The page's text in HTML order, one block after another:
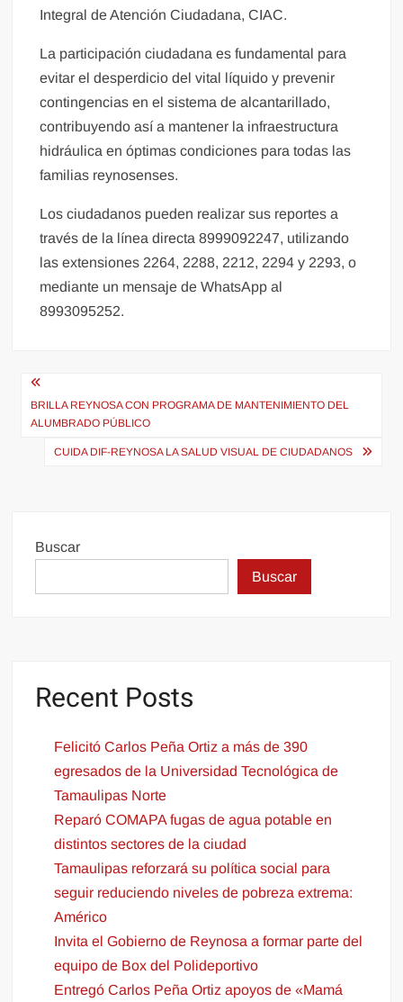
Integral de Atención Ciudadana, CIAC.
La participación ciudadana es fundamental para
evitar el desperdicio del vital líquido y prevenir
contingencias en el sistema de alcantarillado,
contribuyendo así a mantener la infraestructura
hidráulica en óptimas condiciones para todas las
familias reynosenses.
Los ciudadanos pueden realizar sus reportes a
través de la línea directa 8999092247, utilizando
las extensiones 2264, 2288, 2212, 2294 y 2293, o
mediante un mensaje de WhatsApp al
8993095252.
Navegación
de
entradas
BRILLA REYNOSA CON PROGRAMA DE MANTENIMIENTO DEL
ALUMBRADO PÚBLICO
CUIDA DIF-REYNOSA LA SALUD VISUAL DE CIUDADANOS
Buscar
Buscar
Recent Posts
Felicitó Carlos Peña Ortiz a más de 390
egresados de la Universidad Tecnológica de
Tamaulipas Norte
Reparó COMAPA fugas de agua potable en
distintos sectores de la ciudad
Tamaulipas reforzará su política social para
seguir reduciendo niveles de pobreza extrema:
Américo
Invita el Gobierno de Reynosa a formar parte del
equipo de Box del Polideportivo
Entregó Carlos Peña Ortiz apoyos de «Mamá